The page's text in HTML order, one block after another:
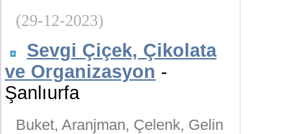
(29-12-2023)
Sevgi Çiçek, Çikolata
ve Organizasyon -
Şanlıurfa
Buket, Aranjman, Çelenk, Gelin